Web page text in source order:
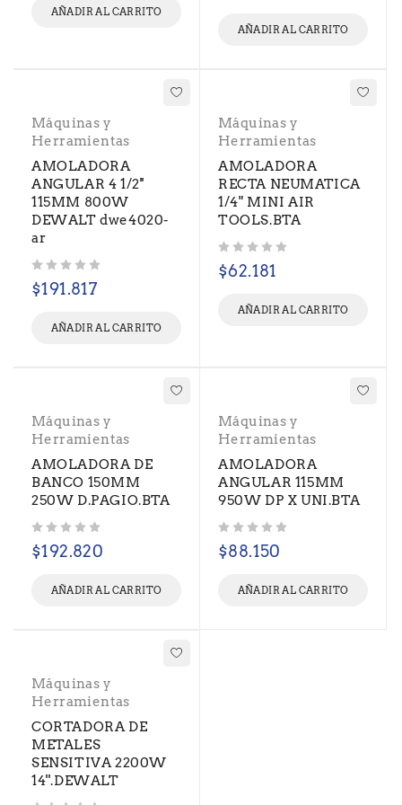
AÑADIR AL CARRITO
AÑADIR AL CARRITO
Máquinas y
Herramientas
AMOLADORA
ANGULAR 4 1/2''
115MM 800W
DEWALT dwe4020-
ar
$191.817
AÑADIR AL CARRITO
Máquinas y
Herramientas
AMOLADORA
RECTA NEUMATICA
1/4" MINI AIR
TOOLS.BTA
$62.181
AÑADIR AL CARRITO
Máquinas y
Herramientas
AMOLADORA DE
BANCO 150MM
250W D.PAGIO.BTA
$192.820
AÑADIR AL CARRITO
Máquinas y
Herramientas
AMOLADORA
ANGULAR 115MM
950W DP X UNI.BTA
$88.150
AÑADIR AL CARRITO
Máquinas y
Herramientas
CORTADORA DE
METALES
SENSITIVA 2200W
14''.DEWALT